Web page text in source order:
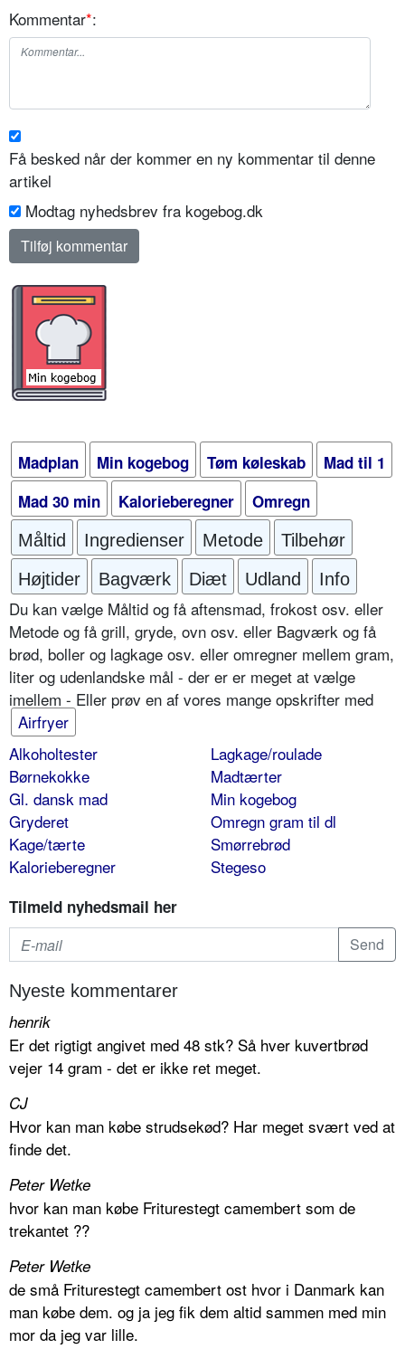
Kommentar*:
Få besked når der kommer en ny kommentar til denne
artikel
Modtag nyhedsbrev fra kogebog.dk
Madplan Min kogebog Tøm køleskab
Mad til 1
Mad 30 min
Kalorieberegner Omregn
Måltid Ingredienser Metode
Tilbehør
Højtider
Bagværk Diæt Udland Info
Du kan vælge Måltid og få aftensmad, frokost osv. eller
Metode og få grill, gryde, ovn osv. eller Bagværk og få
brød, boller og lagkage osv. eller omregner mellem gram,
liter og udenlandske mål - der er er meget at vælge
imellem - Eller prøv en af vores mange opskrifter med
Airfryer
Alkoholtester
Børnekokke
Gl. dansk mad
Gryderet
Kage/tærte
Kalorieberegner
Lagkage/roulade
Madtærter
Min kogebog
Omregn gram til dl
Smørrebrød
Stegeso
Tilmeld nyhedsmail her
Nyeste kommentarer
henrik
Er det rigtigt angivet med 48 stk? Så hver kuvertbrød
vejer 14 gram - det er ikke ret meget.
CJ
Hvor kan man købe strudsekød? Har meget svært ved at
finde det.
Peter Wetke
hvor kan man købe Friturestegt camembert som de
trekantet ??
Peter Wetke
de små Friturestegt camembert ost hvor i Danmark kan
man købe dem. og ja jeg fik dem altid sammen med min
mor da jeg var lille.